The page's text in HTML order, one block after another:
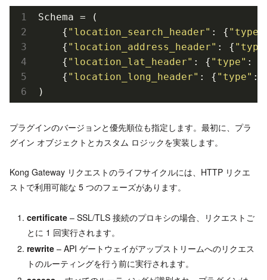
Schema = (
    {
"location_search_header" : { "type"
    {
"location_address_header" : {
    {
"location_lat_header" : { "type" :
    {
"location_long_header" : { "type" :
プラグインのバージョンと優先順位も指定します。最初に、プラ
グイン オブジェクトとカスタム ロジックを実装します。
Kong Gateway リクエストのライフサイクルには、HTTP リクエ
ストで利用可能な 5 つのフェーズがあります。
certificate– SSL/TLS 接続のプロキシの場合、リクエストご
とに 1 回実行されます。
rewrite– API ゲートウェイがアップストリームへのリクエス
トのルーティングを行う前に実行されます。